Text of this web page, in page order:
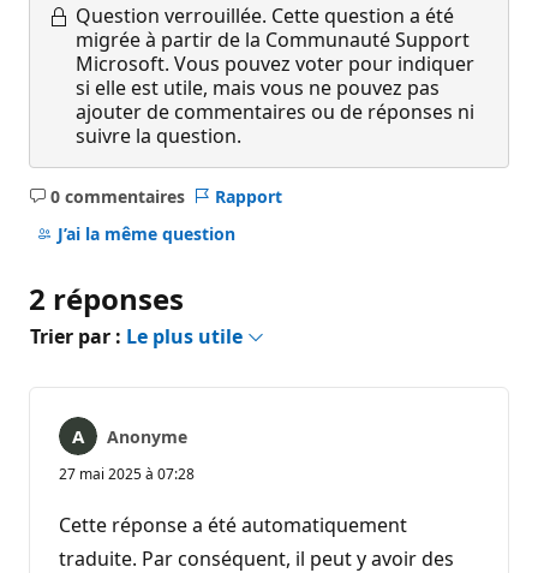
Question verrouillée. Cette question a été
migrée à partir de la Communauté Support
Microsoft. Vous pouvez voter pour indiquer
si elle est utile, mais vous ne pouvez pas
ajouter de commentaires ou de réponses ni
suivre la question.
0 commentaires
Aucun
commentaire
Rapport
J’ai la même question
2 réponses
Trier par : Le plus utile
Anonyme
27 mai 2025 à 07:28
Cette réponse a été automatiquement
traduite. Par conséquent, il peut y avoir des